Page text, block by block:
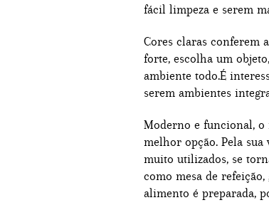
fácil limpeza e serem
Cores claras conferem
forte, escolha um
ambiente todo.É
serem ambientes
Moderno e funcional, o
melhor opção. Pela
muito utilizados, se
como mesa de
alimento é preparada,